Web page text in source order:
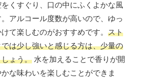
くすぐり、口の中にふくよかな風
アルコール度数が高いので、ゆっ
て楽しむのがおすすめです。 スト
は少し強いと感じる方は、少量の
ょう。 水を加えることで香りが開
な味わいを楽しむことができま